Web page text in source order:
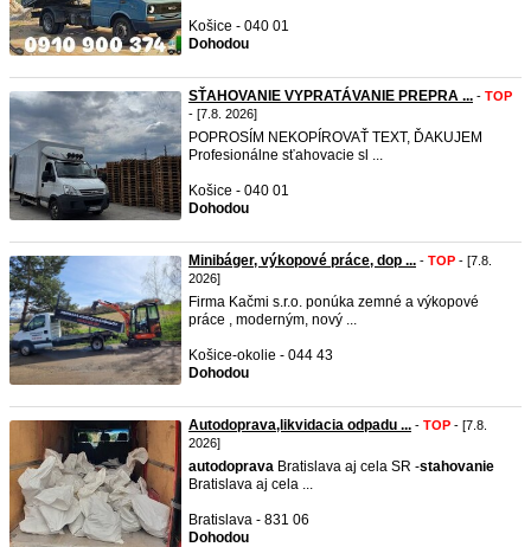
Košice - 040 01
Dohodou
SŤAHOVANIE VYPRATÁVANIE PREPRA ... - TOP
- [7.8. 2026]
POPROSÍM NEKOPÍROVAŤ TEXT, ĎAKUJEM
Profesionálne sťahovacie sl ...
Košice - 040 01
Dohodou
Minibáger, výkopové práce, dop ... - TOP - [7.8.
2026]
Firma Kačmi s.r.o. ponúka zemné a výkopové
práce , moderným, nový ...
Košice-okolie - 044 43
Dohodou
Autodoprava,likvidacia odpadu ... - TOP - [7.8.
2026]
autodoprava Bratislava aj cela SR -stahovanie
Bratislava aj cela ...
Bratislava - 831 06
Dohodou